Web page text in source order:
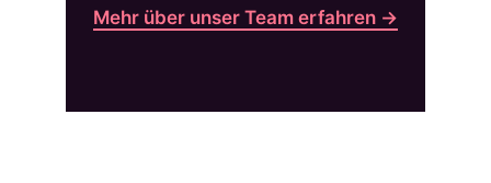
Mehr über unser Team erfahren →